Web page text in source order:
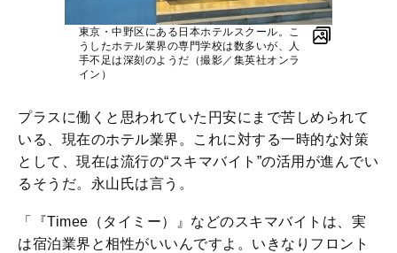
東京・中野区にある日本ホテルスクール。こ
うしたホテル業界の専門学校は数多いが、人
手不足は深刻のようだ（撮影／集英社オンラ
イン）
プラスに働くと思われていた円安にまで苦しめられて
いる、現在のホテル業界。これに対する一時的な対策
として、現在は流行の“スキマバイト”の活用が進んでい
るそうだ。永山氏は言う。
「『Timee（タイミー）』などのスキマバイトは、実
は宿泊業界と相性がいいんですよ。いきなりフロント